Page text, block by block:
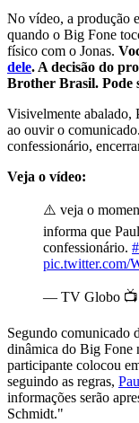
No vídeo, a produção
quando o Big Fone
físico com o Jonas.
dele. A decisão do
Brother Brasil. Pode
Visivelmente abalado,
ao ouvir o
confessionário,
Veja o vídeo:
⚠️ veja o
informa que
confessionário.
pic.twitter.com/
— TV Globo 📺
Segundo comunicado
dinâmica do Big Fone
participante colocou
seguindo as regras,
informações serão
Schmidt."